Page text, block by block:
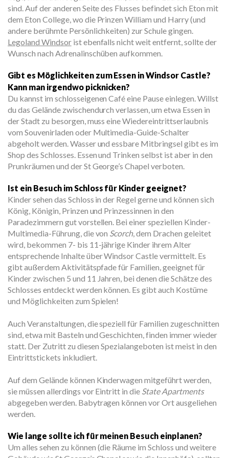
sind. Auf der anderen Seite des Flusses befindet sich Eton mit
dem Eton College, wo die Prinzen William und Harry (und
andere berühmte Persönlichkeiten) zur Schule gingen.
Legoland Windsorist ebenfalls nicht weit entfernt, sollte der
Wunsch nach Adrenalinschüben aufkommen.
Gibt es Möglichkeiten zum Essen in Windsor Castle?
Kann man irgendwo picknicken?
Du kannst im schlosseigenen Café eine Pause einlegen. Willst
du das Gelände zwischendurch verlassen, um etwa Essen in
der Stadt zu besorgen, muss eine Wiedereintrittserlaubnis
vom Souvenirladen oder Multimedia-Guide-Schalter
abgeholt werden. Wasser und essbare Mitbringsel gibt es im
Shop des Schlosses. Essen und Trinken selbst ist aber in den
Prunkräumen und der St George’s Chapel verboten.
Ist ein Besuch im Schloss für Kinder geeignet?
Kinder sehen das Schloss in der Regel gerne und können sich
König, Königin, Prinzen und Prinzessinnen in den
Paradezimmern gut vorstellen. Bei einer speziellen Kinder-
Multimedia-Führung, die von Scorch, dem Drachen geleitet
wird, bekommen 7- bis 11-jährige Kinder ihrem Alter
entsprechende Inhalte über Windsor Castle vermittelt. Es
gibt außerdem Aktivitätspfade für Familien, geeignet für
Kinder zwischen 5 und 11 Jahren, bei denen die Schätze des
Schlosses entdeckt werden können. Es gibt auch Kostüme
und Möglichkeiten zum Spielen!
Auch Veranstaltungen, die speziell für Familien zugeschnitten
sind, etwa mit Basteln und Geschichten, finden immer wieder
statt. Der Zutritt zu diesen Spezialangeboten ist meist in den
Eintrittstickets inkludiert.
Auf dem Gelände können Kinderwagen mitgeführt werden,
sie müssen allerdings vor Eintritt in die State Apartments
abgegeben werden. Babytragen können vor Ort ausgeliehen
werden.
Wie lange sollte ich für meinen Besuch einplanen?
Um alles sehen zu können (die Räume im Schloss und weitere